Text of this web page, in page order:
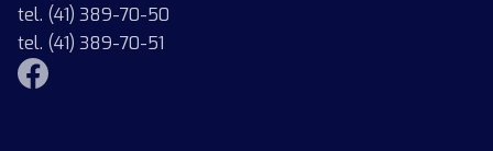
tel. (41) 389-70-50
tel. (41) 389-70-51